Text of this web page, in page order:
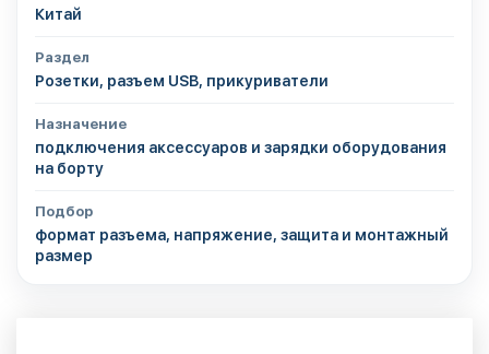
Китай
Раздел
Розетки, разъем USB, прикуриватели
Назначение
подключения аксессуаров и зарядки оборудования
на борту
Подбор
формат разъема, напряжение, защита и монтажный
размер